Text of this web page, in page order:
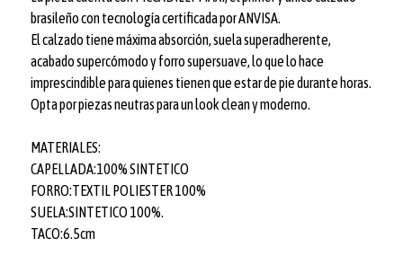
brasileño con tecnología certificada por ANVISA.
El calzado tiene máxima absorción, suela superadherente,
acabado supercómodo y forro supersuave, lo que lo hace
imprescindible para quienes tienen que estar de pie durante horas.
Opta por piezas neutras para un look clean y moderno.
MATERIALES:
CAPELLADA:100% SINTETICO
FORRO:TEXTIL POLIESTER 100%
SUELA:SINTETICO 100%.
TACO:6.5cm